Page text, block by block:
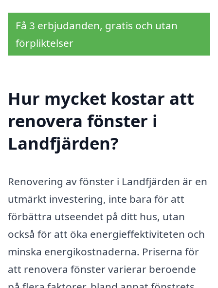
Få 3 erbjudanden, gratis och utan
förpliktelser
Hur mycket kostar att
renovera fönster i
Landfjärden?
Renovering av fönster i Landfjärden är en
utmärkt investering, inte bara för att
förbättra utseendet på ditt hus, utan
också för att öka energieffektiviteten och
minska energikostnaderna. Priserna för
att renovera fönster varierar beroende